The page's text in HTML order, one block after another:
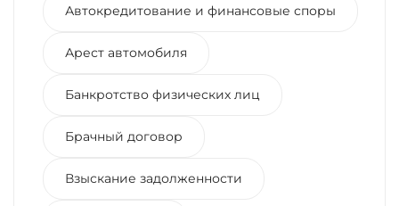
Автокредитование и финансовые споры
Арест автомобиля
Банкротство физических лиц
Брачный договор
Взыскание задолженности